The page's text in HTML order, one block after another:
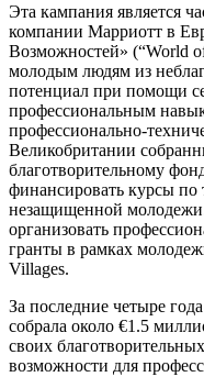
Эта кампания является
компании Марриотт в
Возможностей» (“World
молодым людям из
потенциал при помощи
профессиональным
профессионально-
Великобритании
благотворительному
финансировать курсы по
незащищенной
организовать
гранты в рамках
Villages.
За последние четыре
собрала около €1.5
своих
возможности для